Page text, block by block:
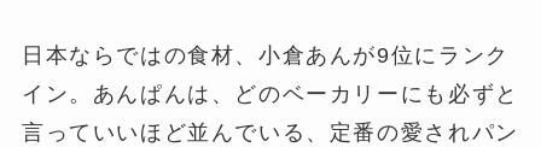
日本ならではの食材、小倉あんが9位にランク
イン。あんぱんは、どのベーカリーにも必ずと
言っていいほど並んでいる、定番の愛されパン